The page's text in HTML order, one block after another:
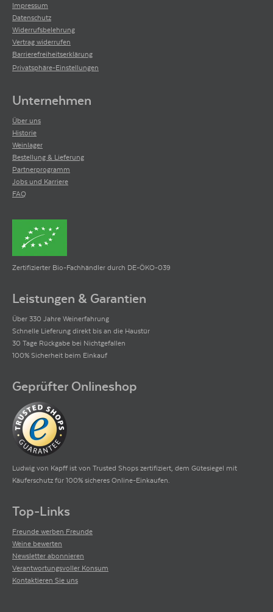
Impressum
Datenschutz
Widerrufsbelehrung
Vertrag widerrufen
Barrierefreiheitserklärung
Privatsphäre-Einstellungen
Unternehmen
Über uns
Historie
Weinlager
Bestellung & Lieferung
Partnerprogramm
Jobs und Karriere
FAQ
Zertifizierter Bio-Fachhändler durch DE-ÖKO-039
Leistungen & Garantien
Über 330 Jahre Weinerfahrung
Schnelle Lieferung direkt bis an die Haustür
30 Tage Rückgabe bei Nichtgefallen
100% Sicherheit beim Einkauf
Geprüfter Onlineshop
Ludwig von Kapff ist von Trusted Shops zertifiziert, dem Gütesiegel mit
Käuferschutz für 100% sicheres Online-Einkaufen.
Top-Links
Freunde werben Freunde
Weine bewerten
Newsletter abonnieren
Verantwortungsvoller Konsum
Kontaktieren Sie uns